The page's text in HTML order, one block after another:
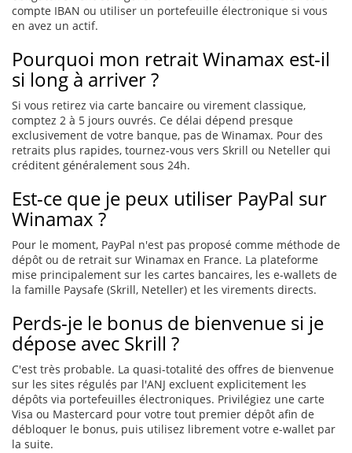
compte IBAN ou utiliser un portefeuille électronique si vous
en avez un actif.
Pourquoi mon retrait Winamax est-il
si long à arriver ?
Si vous retirez via carte bancaire ou virement classique,
comptez 2 à 5 jours ouvrés. Ce délai dépend presque
exclusivement de votre banque, pas de Winamax. Pour des
retraits plus rapides, tournez-vous vers Skrill ou Neteller qui
créditent généralement sous 24h.
Est-ce que je peux utiliser PayPal sur
Winamax ?
Pour le moment, PayPal n'est pas proposé comme méthode de
dépôt ou de retrait sur Winamax en France. La plateforme
mise principalement sur les cartes bancaires, les e-wallets de
la famille Paysafe (Skrill, Neteller) et les virements directs.
Perds-je le bonus de bienvenue si je
dépose avec Skrill ?
C'est très probable. La quasi-totalité des offres de bienvenue
sur les sites régulés par l'ANJ excluent explicitement les
dépôts via portefeuilles électroniques. Privilégiez une carte
Visa ou Mastercard pour votre tout premier dépôt afin de
débloquer le bonus, puis utilisez librement votre e-wallet par
la suite.